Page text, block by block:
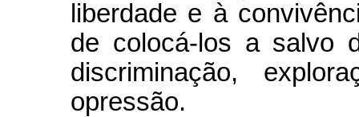
liberdade e à
de colocá-los a salvo
discriminação,
opressão.